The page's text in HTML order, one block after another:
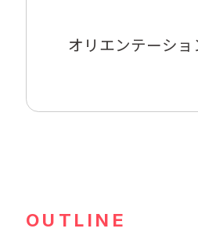
オリエンテーシ
OUTLINE